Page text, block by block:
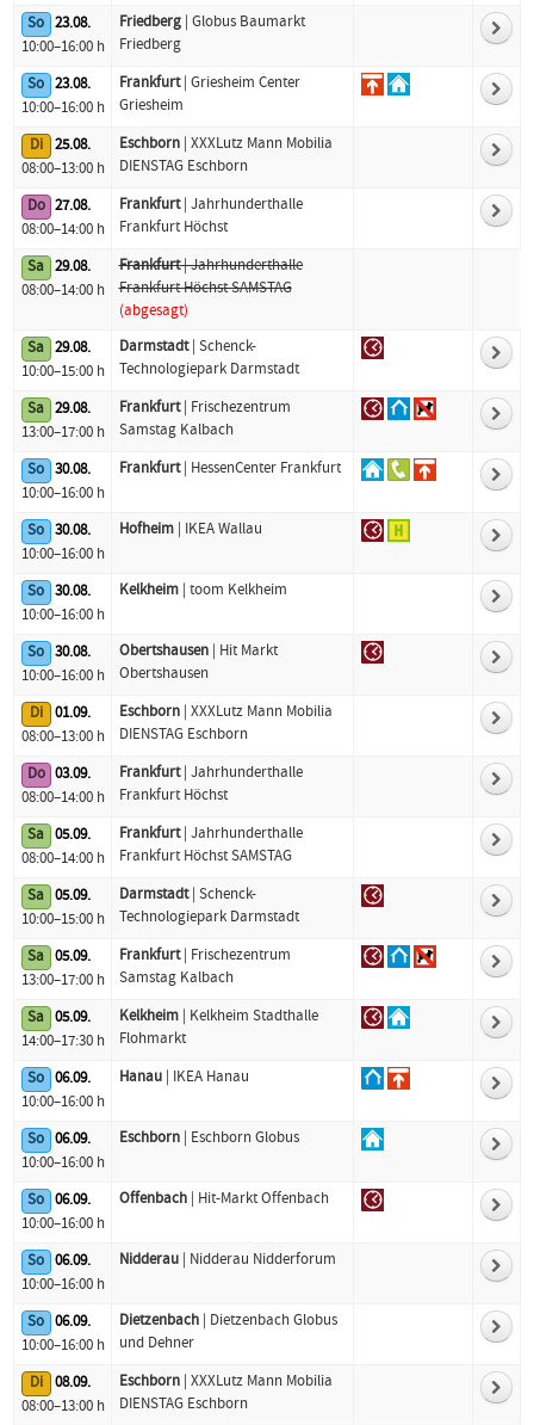
So 23.08.
10:00–16:00 h
Friedberg| Globus Baumarkt
Friedberg
So 23.08.
10:00–16:00 h
Frankfurt| Griesheim Center
Griesheim
Di 25.08.
08:00–13:00 h
Eschborn| XXXLutz Mann Mobilia
DIENSTAG Eschborn
Do 27.08.
08:00–14:00 h
Frankfurt| Jahrhunderthalle
Frankfurt Höchst
Sa 29.08.
08:00–14:00 h
Frankfurt| Jahrhunderthalle
Frankfurt Höchst SAMSTAG
(abgesagt)
Sa 29.08.
10:00–15:00 h
Darmstadt| Schenck-
Technologiepark Darmstadt
Sa 29.08.
13:00–17:00 h
Frankfurt| Frischezentrum
Samstag Kalbach
So 30.08.
10:00–16:00 h
Frankfurt| HessenCenter Frankfurt
So 30.08.
10:00–16:00 h
Hofheim| IKEA Wallau
So 30.08.
10:00–16:00 h
Kelkheim| toom Kelkheim
So 30.08.
10:00–16:00 h
Obertshausen| Hit Markt
Obertshausen
Di 01.09.
08:00–13:00 h
Eschborn| XXXLutz Mann Mobilia
DIENSTAG Eschborn
Do 03.09.
08:00–14:00 h
Frankfurt| Jahrhunderthalle
Frankfurt Höchst
Sa 05.09.
08:00–14:00 h
Frankfurt| Jahrhunderthalle
Frankfurt Höchst SAMSTAG
Sa 05.09.
10:00–15:00 h
Darmstadt| Schenck-
Technologiepark Darmstadt
Sa 05.09.
13:00–17:00 h
Frankfurt| Frischezentrum
Samstag Kalbach
Sa 05.09.
14:00–17:30 h
Kelkheim| Kelkheim Stadthalle
Flohmarkt
So 06.09.
10:00–16:00 h
Hanau| IKEA Hanau
So 06.09.
10:00–16:00 h
Eschborn| Eschborn Globus
So 06.09.
10:00–16:00 h
Offenbach| Hit-Markt Offenbach
So 06.09.
10:00–16:00 h
Nidderau| Nidderau Nidderforum
So 06.09.
10:00–16:00 h
Dietzenbach| Dietzenbach Globus
und Dehner
Di 08.09.
08:00–13:00 h
Eschborn| XXXLutz Mann Mobilia
DIENSTAG Eschborn